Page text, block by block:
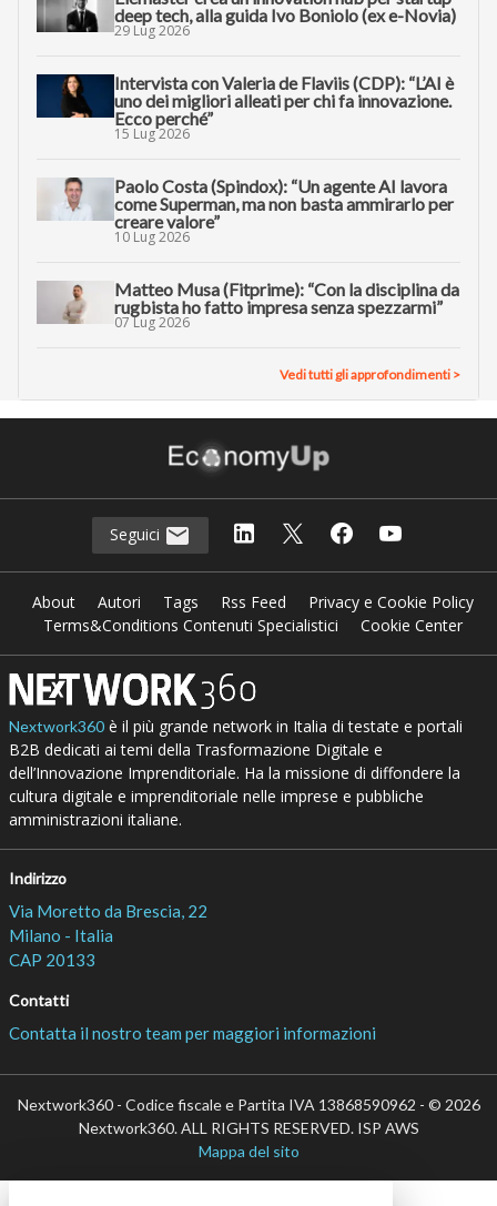
deep tech, alla guida Ivo Boniolo (ex e-Novia)
29 Lug 2026
Intervista con Valeria de Flaviis (CDP): “L’AI è
uno dei migliori alleati per chi fa innovazione.
Ecco perché”
15 Lug 2026
Paolo Costa (Spindox): “Un agente AI lavora
come Superman, ma non basta ammirarlo per
creare valore”
10 Lug 2026
Matteo Musa (Fitprime): “Con la disciplina da
rugbista ho fatto impresa senza spezzarmi”
07 Lug 2026
Vedi tutti gli approfondimenti >
Seguici
About Autori Tags Rss Feed
Privacy e Cookie Policy
Terms&Conditions Contenuti Specialistici
Cookie Center
Nextwork360è il più grande network in Italia di testate e portali
B2B dedicati ai temi della Trasformazione Digitale e
dell’Innovazione Imprenditoriale. Ha la missione di diffondere la
cultura digitale e imprenditoriale nelle imprese e pubbliche
amministrazioni italiane.
Indirizzo
Via Moretto da Brescia, 22
Milano - Italia
CAP 20133
Contatti
Contatta il nostro team per maggiori informazioni
Nextwork360 - Codice fiscale e Partita IVA 13868590962 - © 2026
Nextwork360. ALL RIGHTS RESERVED. ISP AWS
Mappa del sito